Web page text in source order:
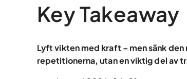
Key Takeaway
Lyft vikten med kraft – men sänk
repetitionerna, utan en viktig del av